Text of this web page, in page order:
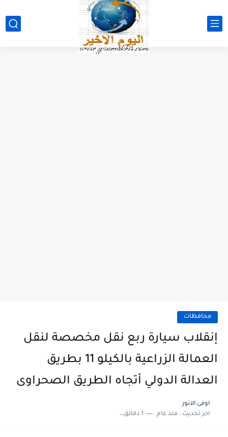
محافظات
إنقلاب سيارة ربع نقل مخصصة لنقل
العمالة الزراعية بالكيلو 11 بطريق
العدالة الدولي أتجاه الطريق الصحراوى
اوفى الانور
اخر تحديث :منذ عام 1 دقائق للقراءة